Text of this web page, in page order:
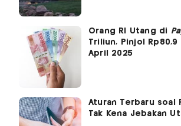
Orang RI Utang di
Triliun, Pinjol
April 2025
Aturan Terbaru soal
Tak Kena Jebakan